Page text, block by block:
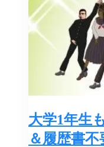
大学1年生
＆履歴書